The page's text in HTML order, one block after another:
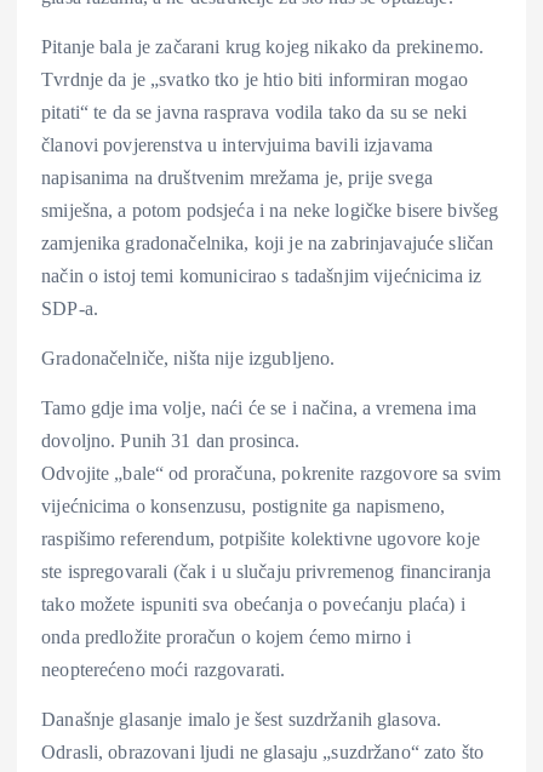
Pitanje bala je začarani krug kojeg nikako da prekinemo.
Tvrdnje da je „svatko tko je htio biti informiran mogao
pitati“ te da se javna rasprava vodila tako da su se neki
članovi povjerenstva u intervjuima bavili izjavama
napisanima na društvenim mrežama je, prije svega
smiješna, a potom podsjeća i na neke logičke bisere bivšeg
zamjenika gradonačelnika, koji je na zabrinjavajuće sličan
način o istoj temi komunicirao s tadašnjim vijećnicima iz
SDP-a.
Gradonačelniče, ništa nije izgubljeno.
Tamo gdje ima volje, naći će se i načina, a vremena ima
dovoljno. Punih 31 dan prosinca.
Odvojite „bale“ od proračuna, pokrenite razgovore sa svim
vijećnicima o konsenzusu, postignite ga napismeno,
raspišimo referendum, potpišite kolektivne ugovore koje
ste ispregovarali (čak i u slučaju privremenog financiranja
tako možete ispuniti sva obećanja o povećanju plaća) i
onda predložite proračun o kojem ćemo mirno i
neopterećeno moći razgovarati.
Današnje glasanje imalo je šest suzdržanih glasova.
Odrasli, obrazovani ljudi ne glasaju „suzdržano“ zato što